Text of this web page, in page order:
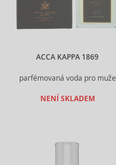
ACCA KAPPA 1869
parfémovaná voda pro muže
NENÍ SKLADEM